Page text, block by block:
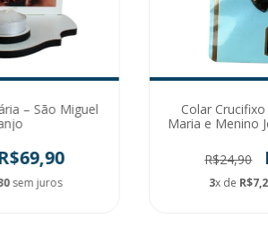
– São Miguel
sem juros
Colar
Maria e Menino
R$24,90
3x de